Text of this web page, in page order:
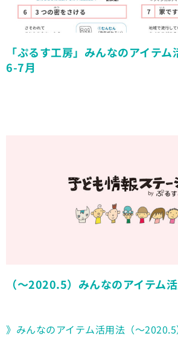
「ぷるす工房」みんなのアイテ
6-7月
（〜2020.5）みんなのアイテム
》みんなのアイテム活用法（〜2020.5